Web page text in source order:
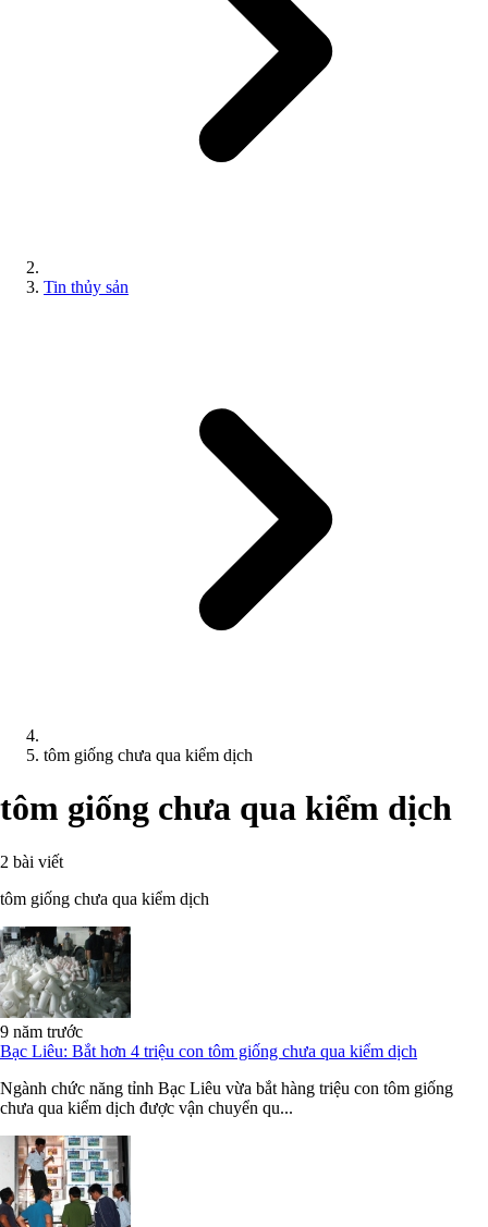
Tin thủy sản
tôm giống chưa qua kiểm dịch
tôm giống chưa qua kiểm dịch
2 bài viết
tôm giống chưa qua kiểm dịch
9 năm trước
Bạc Liêu: Bắt hơn 4 triệu con tôm giống chưa qua kiểm dịch
Ngành chức năng tỉnh Bạc Liêu vừa bắt hàng triệu con tôm giống
chưa qua kiểm dịch được vận chuyển qu...